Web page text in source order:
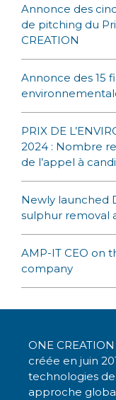
Annonce des
de pitching du
CREATION
Annonce des 15
PRIX DE
2024 : Nombre
de l’appel à
Newly launched
sulphur removal
AMP-IT CEO on
company
ONE
créée en juin
technologies
approche